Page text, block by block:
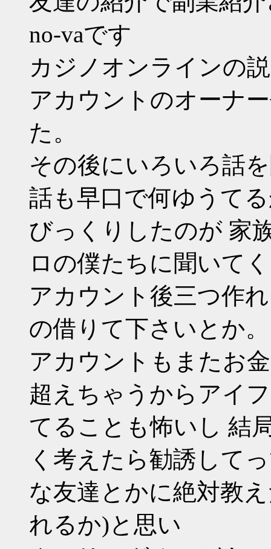
no-vaです
カジノオンラインの
アカウントのオーナ
た。
その後にいろいろ話
話も早口で何ゆうて
びっくりしたのが 家
ロの僕たちに聞いて
アカウント後三つ作
の借りて下さいとか。
アカウントもまたお
超えちゃうからアイ
てることも怖いし 結
く考えたら勧誘して
な友達とかに絶対教
れるか)と思い